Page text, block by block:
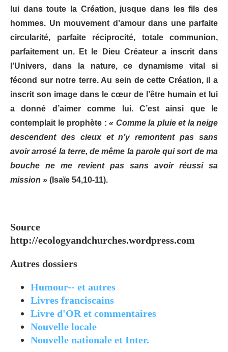
lui dans toute la Création, jusque dans les fils des
hommes. Un mouvement d’amour dans une parfaite
circularité, parfaite réciprocité, totale communion,
parfaitement un. Et le Dieu Créateur a inscrit dans
l’Univers, dans la nature, ce dynamisme vital si
fécond sur notre terre. Au sein de cette Création, il a
inscrit son image dans le cœur de l’être humain et lui
a donné d’aimer comme lui. C’est ainsi que le
contemplait le prophète : « Comme la pluie et la neige
descendent des cieux et n’y remontent pas sans
avoir arrosé la terre, de même la parole qui sort de ma
bouche ne me revient pas sans avoir réussi sa
mission » (Isaïe 54,10-11).
Source
http://ecologyandchurches.wordpress.com
Autres dossiers
Humour-- et autres
Livres franciscains
Livre d'OR et commentaires
Nouvelle locale
Nouvelle nationale et Inter.